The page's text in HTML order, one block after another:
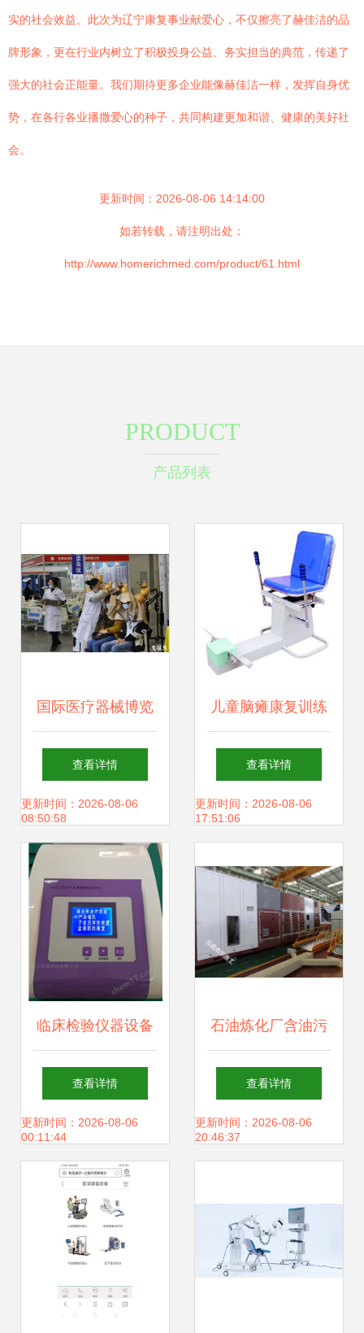
实的社会效益。此次为辽宁康复事业献爱心，不仅擦亮了赫佳洁的品
牌形象，更在行业内树立了积极投身公益、务实担当的典范，传递了
强大的社会正能量。我们期待更多企业能像赫佳洁一样，发挥自身优
势，在各行各业播撒爱心的种子，共同构建更加和谐、健康的美好社
会。
更新时间：2026-08-06 14:14:00
如若转载，请注明出处：
http://www.homerichmed.com/product/61.html
PRODUCT
产品列表
国际医疗器械博览
会南京举行，高科
技康复设备引领行
业新趋势
查看详情
更新时间：2026-08-06
08:50:58
儿童脑瘫康复训练
器械与设备全览
查看详情
更新时间：2026-08-06
17:51:06
临床检验仪器设备
（仅科研用）与康
复设备 科研前沿与
临床转化的桥梁
查看详情
更新时间：2026-08-06
00:11:44
石油炼化厂含油污
泥处理设备耐磨陶
瓷防腐漆与康复设
防护
查看详情
更新时间：2026-08-06
20:46:37